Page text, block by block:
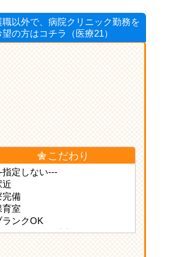
職以外で、病院クリニック勤務を
望の方はコチラ（医療21）
こだわり